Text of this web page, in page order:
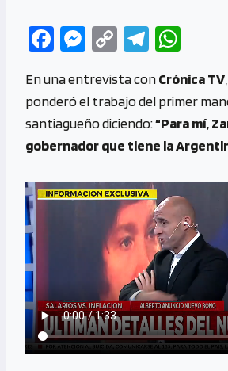
Fa
b
o
o
M
se
n
g
C
py
Li
n
Te
gr
a
m
at
s
A
p
En una entrevista conCrónica TV
ponderó el trabajo del primer
santiagueño diciendo:“Para mí,
gobernador que tiene la